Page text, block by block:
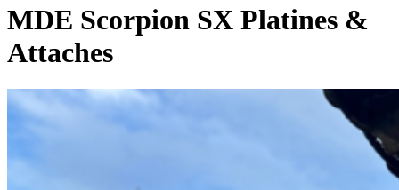
Dents de Déroctage
Pouce de Manutention
Râteaux
Godets Squelette
Godets Fléco
Grappins Mécaniques
Godet Banane
Dents de Déroctage
Pouce de Manutention
Râteaux
Multi Ripper
Godets Fléco
MDE Scorpion SX Platines &
Attaches